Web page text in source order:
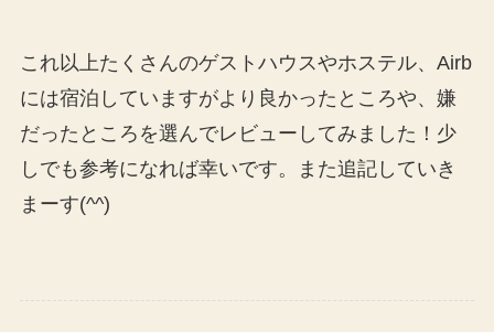
これ以上たくさんのゲストハウスやホステル、Airb
には宿泊していますがより良かったところや、嫌
だったところを選んでレビューしてみました！少
しでも参考になれば幸いです。また追記していき
まーす(^^)